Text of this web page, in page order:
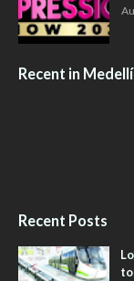
Recent in
Recent Posts